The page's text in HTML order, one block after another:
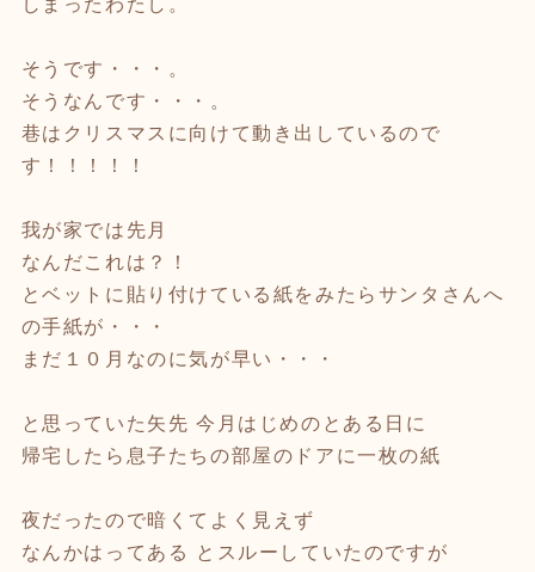
しまったわたし。
そうです・・・。
そうなんです・・・。
巷はクリスマスに向けて動き出しているので
す！！！！！
我が家では先月
なんだこれは？！
とベットに貼り付けている紙をみたらサンタさんへ
の手紙が・・・
まだ１０月なのに気が早い・・・
と思っていた矢先 今月はじめのとある日に
帰宅したら息子たちの部屋のドアに一枚の紙
夜だったので暗くてよく見えず
なんかはってある とスルーしていたのですが